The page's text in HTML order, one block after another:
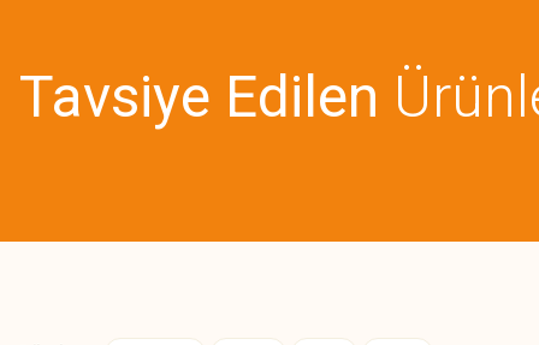
Ürün bilgilerinde hatalar bulunuyor.
Ürün fiyatı diğer sitelerden daha pahalı.
Tavsiye Edilen